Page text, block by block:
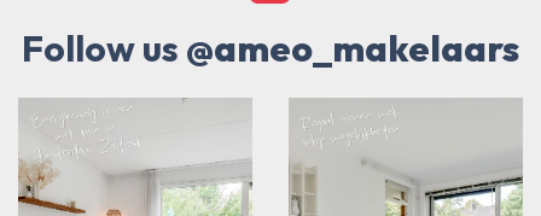
Follow us @ameo_makelaars